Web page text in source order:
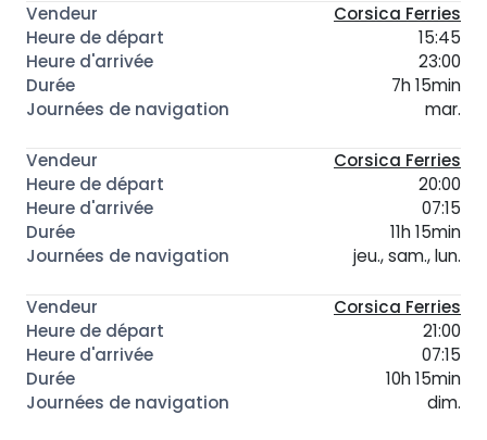
Corsica Ferries
15:45
23:00
7h 15min
mar.
Corsica Ferries
20:00
07:15
11h 15min
jeu., sam., lun.
Corsica Ferries
21:00
07:15
10h 15min
dim.